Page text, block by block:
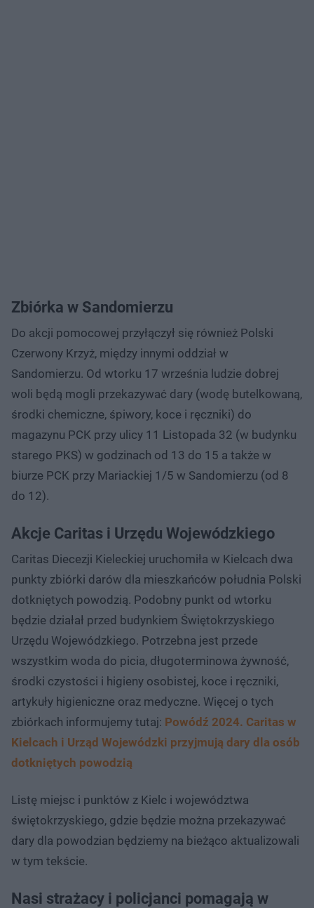
Zbiórka w Sandomierzu
Do akcji pomocowej przyłączył się również Polski
Czerwony Krzyż, między innymi oddział w
Sandomierzu. Od wtorku 17 września ludzie dobrej
woli będą mogli przekazywać dary (wodę butelkowaną,
środki chemiczne, śpiwory, koce i ręczniki) do
magazynu PCK przy ulicy 11 Listopada 32 (w budynku
starego PKS) w godzinach od 13 do 15 a także w
biurze PCK przy Mariackiej 1/5 w Sandomierzu (od 8
do 12).
Akcje Caritas i Urzędu Wojewódzkiego
Caritas Diecezji Kieleckiej uruchomiła w Kielcach dwa
punkty zbiórki darów dla mieszkańców południa Polski
dotkniętych powodzią. Podobny punkt od wtorku
będzie działał przed budynkiem Świętokrzyskiego
Urzędu Wojewódzkiego. Potrzebna jest przede
wszystkim woda do picia, długoterminowa żywność,
środki czystości i higieny osobistej, koce i ręczniki,
artykuły higieniczne oraz medyczne. Więcej o tych
zbiórkach informujemy tutaj: Powódź 2024. Caritas w
Kielcach i Urząd Wojewódzki przyjmują dary dla osób
dotkniętych powodzią
Listę miejsc i punktów z Kielc i województwa
świętokrzyskiego, gdzie będzie można przekazywać
dary dla powodzian będziemy na bieżąco aktualizowali
w tym tekście.
Nasi strażacy i policjanci pomagają w